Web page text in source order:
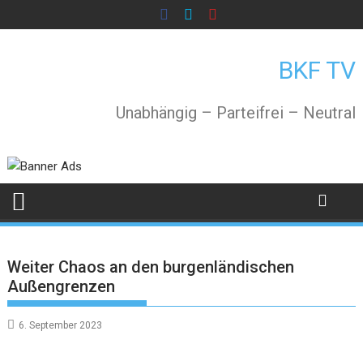
to
BKF TV
Unabhängig – Parteifrei – Neutral
Weiter Chaos an den burgenländischen
Außengrenzen
6. September 2023